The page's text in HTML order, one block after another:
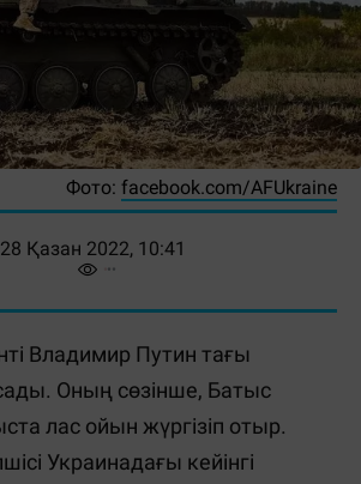
Фото: facebook.com/AFUkraine
28 Қазан 2022, 10:41
Владимир Путин тағы
Оның сөзінше, Батыс
лас ойын жүргізіп отыр.
Украинадағы кейінгі